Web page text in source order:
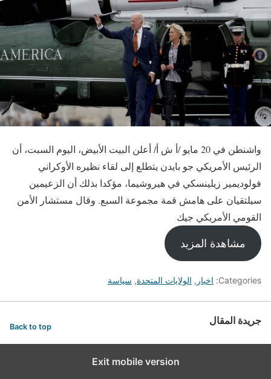
واشنطن في 20 مايو /أ ش أ/ أعلن البيت الأبيض، اليوم السبت، أن
الرئيس الأمريكي جو بايدن يتطلع إلى لقاء نظيره الأوكراني
فولوديمير زيلينسكي في هيروشيما، مؤكدا بذلك أن الزعيمين
سيلتقيان على هامش قمة مجموعة السبع. وقال مستشار الأمن
القومي الأمريكي جيك
مشاهدة المزيد
Categories: اخبار , الولايات المتحدة, سياسة
جريدة المقال Back to top
Exit mobile version